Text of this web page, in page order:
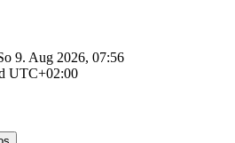
9. Aug 2026, 07:56
UTC+02:00